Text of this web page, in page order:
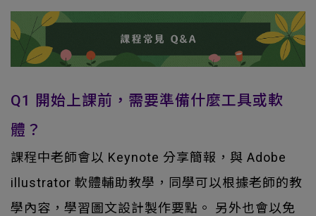
Q1 開始上課前，需要準備什麼工具或軟
體？
課程中老師會以 Keynote 分享簡報，與 Adobe
illustrator 軟體輔助教學，同學可以根據老師的教
學內容，學習圖文設計製作要點。 另外也會以免